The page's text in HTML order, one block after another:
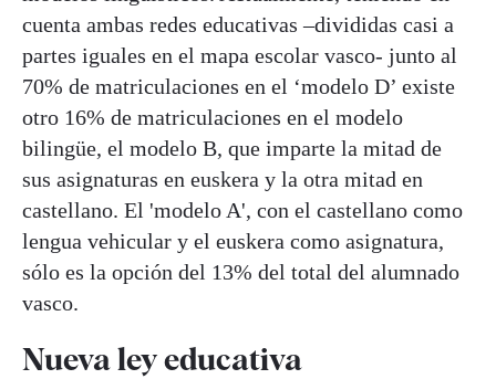
cuenta ambas redes educativas –divididas casi a
partes iguales en el mapa escolar vasco- junto al
70% de matriculaciones en el ‘modelo D’ existe
otro 16% de matriculaciones en el modelo
bilingüe, el modelo B, que imparte la mitad de
sus asignaturas en euskera y la otra mitad en
castellano. El 'modelo A', con el castellano como
lengua vehicular y el euskera como asignatura,
sólo es la opción del 13% del total del alumnado
vasco.
Nueva ley educativa